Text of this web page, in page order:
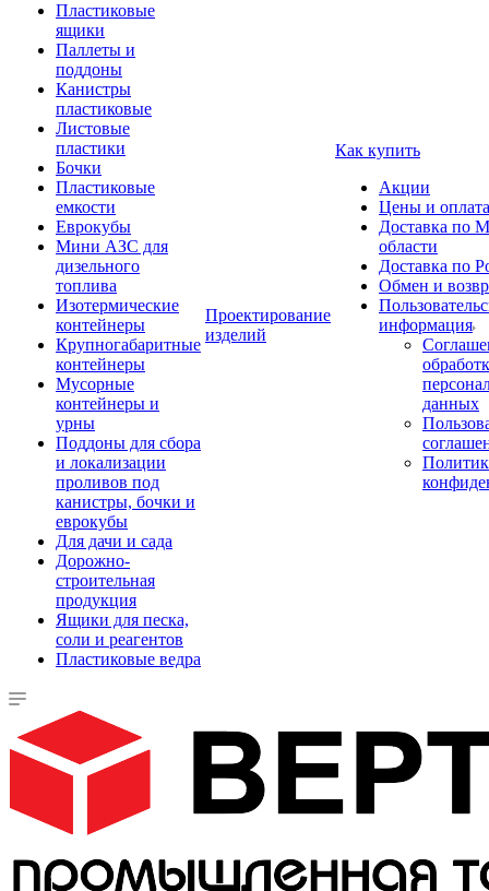
Пластиковые
ящики
Паллеты и
поддоны
Канистры
пластиковые
Листовые
пластики
Бочки
Пластиковые
емкости
Еврокубы
Мини АЗС для
дизельного
топлива
Изотермические
контейнеры
Крупногабаритные
контейнеры
Мусорные
контейнеры и
урны
Поддоны для сбора
и локализации
проливов под
канистры, бочки и
еврокубы
Для дачи и сада
Дорожно-
строительная
продукция
Ящики для песка,
соли и реагентов
Пластиковые ведра
Проектирование
изделий
Как купить
Акции
Цены и оплата
Доставка по
области
Доставка по
Обмен и
информация
данных